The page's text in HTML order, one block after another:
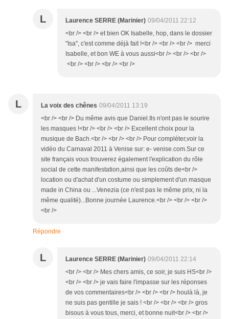
L Laurence SERRE (Marinier) 09/04/2011 22:12
<br /> <br /> et bien OK Isabelle, hop, dans le dossier
"Isa", c'est comme déjà fait !<br /> <br /> <br /> merci
Isabelle, et bon WE à vous aussi<br /> <br /> <br />
<br /> <br /> <br /> <br />
L La voix des chênes 09/04/2011 13:19
<br /> <br /> Du même avis que Daniel.Ils n'ont pas le sourire
les masques !<br /> <br /> <br /> Excellent choix pour la
musique de Bach.<br /> <br /> <br /> Pour compléter,voir la
vidéo du Carnaval 2011 à Venise sur: e- venise.com.Sur ce
site français vous trouverez également l'explication du rôle
social de cette manifestation,ainsi que les coûts de<br />
location ou d'achat d'un costume ou simplement d'un masque
made in China ou ...Venezia (ce n'est pas le même prix, ni la
même qualité)...Bonne journée Laurence.<br /> <br /> <br />
<br />
Répondre
L Laurence SERRE (Marinier) 09/04/2011 22:14
<br /> <br /> Mes chers amis, ce soir, je suis HS<br />
<br /> <br /> je vais faire l'impasse sur les réponses
de vos commentaires<br /> <br /> <br /> houlà là, je
ne suis pas gentille je sais ! <br /> <br /> <br /> gros
bisous à vous tous, merci, et bonne nuit<br /> <br />